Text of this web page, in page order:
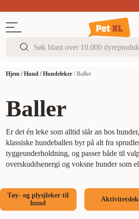
Hjem /Hund /Hundeleker /Baller
Baller
Er det én leke som alltid slår an hos
klassiske hundeballen byr på alt fra
tyggeunderholdning, og passer både til
overskuddsenergi og voksne hunder som
varianter som tåler tygging. Mange
pipelyd eller uforutsigbar sprett som gjør
Tøy- og plysjleker til
hund